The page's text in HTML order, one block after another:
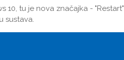
10, tu je nova značajka - "Restart"
sustava.